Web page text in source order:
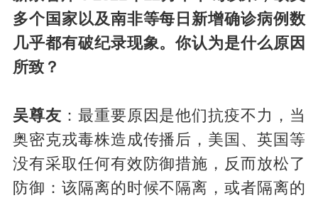
多个国家以及南非等每日新增确诊病例数
几乎都有破纪录现象。你认为是什么原因
所致？
吴尊友 ：最重要原因是他们抗疫不力，当
奥密克戎毒株造成传播后，美国、英国等
没有采取任何有效防御措施，反而放松了
防御：该隔离的时候不隔离，或者隔离的